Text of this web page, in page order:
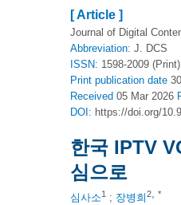
[ Article ]
Journal of Digital
Abbreviation: J. DCS
ISSN: 1598-2009
Print publication date
Received 05 Mar 2026
DOI: https://doi.org/
한국 IPTV
심으로
심사소1 ; 장병희2, *